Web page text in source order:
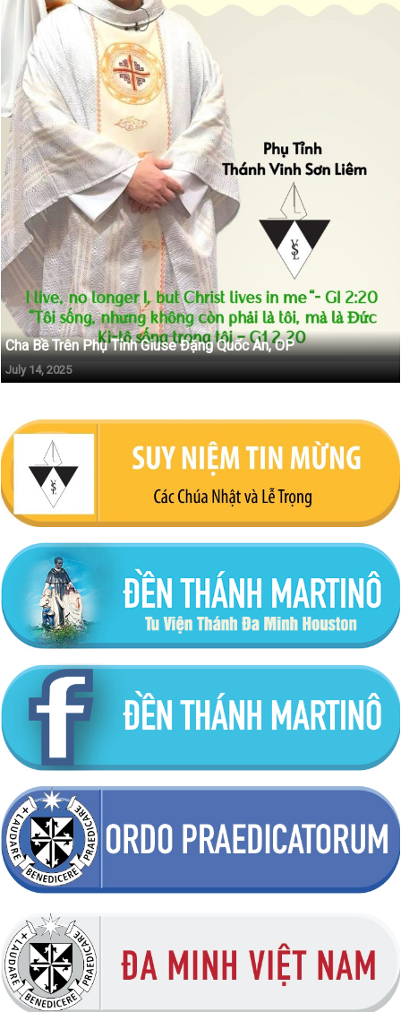
Cha Bề Trên Phụ Tỉnh Giuse Đặng Quốc An, OP
July 14, 2025